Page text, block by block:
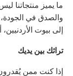
ما يميز منتجاتنا
والصدق في
إلى بيوت الأردنيين،
تراثك بين يديك
إذا كنت ممن